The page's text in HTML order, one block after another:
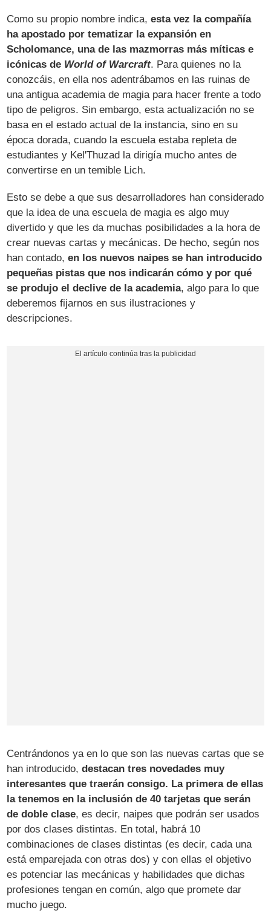
Como su propio nombre indica,esta vez la compañía
ha apostado por tematizar la expansión en
Scholomance, una de las mazmorras más míticas e
icónicas de World of Warcraft. Para quienes no la
conozcáis, en ella nos adentrábamos en las ruinas de
una antigua academia de magia para hacer frente a todo
tipo de peligros. Sin embargo, esta actualización no se
basa en el estado actual de la instancia, sino en su
época dorada, cuando la escuela estaba repleta de
estudiantes y Kel'Thuzad la dirigía mucho antes de
convertirse en un temible Lich.
Esto se debe a que sus desarrolladores han considerado
que la idea de una escuela de magia es algo muy
divertido y que les da muchas posibilidades a la hora de
crear nuevas cartas y mecánicas. De hecho, según nos
han contado,en los nuevos naipes se han introducido
pequeñas pistas que nos indicarán cómo y por qué
se produjo el declive de la academia, algo para lo que
deberemos fijarnos en sus ilustraciones y
descripciones.
Centrándonos ya en lo que son las nuevas cartas que se
han introducido,destacan tres novedades muy
interesantes que traerán consigo. La primera de ellas
la tenemos en la inclusión de 40 tarjetas que serán
de doble clase, es decir, naipes que podrán ser usados
por dos clases distintas. En total, habrá 10
combinaciones de clases distintas (es decir, cada una
está emparejada con otras dos) y con ellas el objetivo
es potenciar las mecánicas y habilidades que dichas
profesiones tengan en común, algo que promete dar
mucho juego.